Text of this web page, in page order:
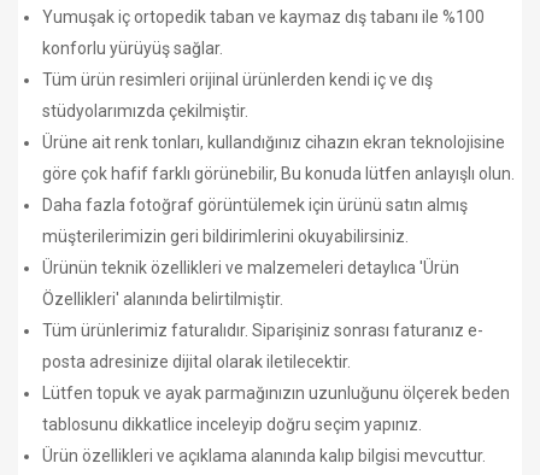
Yumuşak iç ortopedik taban ve kaymaz dış tabanı ile %100
konforlu yürüyüş sağlar.
Tüm ürün resimleri orijinal ürünlerden kendi iç ve dış
stüdyolarımızda çekilmiştir.
Ürüne ait renk tonları, kullandığınız cihazın ekran teknolojisine
göre çok hafif farklı görünebilir, Bu konuda lütfen anlayışlı olun.
Daha fazla fotoğraf görüntülemek için ürünü satın almış
müşterilerimizin geri bildirimlerini okuyabilirsiniz.
Ürünün teknik özellikleri ve malzemeleri detaylıca 'Ürün
Özellikleri' alanında belirtilmiştir.
Tüm ürünlerimiz faturalıdır. Siparişiniz sonrası faturanız e-
posta adresinize dijital olarak iletilecektir.
Lütfen topuk ve ayak parmağınızın uzunluğunu ölçerek beden
tablosunu dikkatlice inceleyip doğru seçim yapınız.
Ürün özellikleri ve açıklama alanında kalıp bilgisi mevcuttur.